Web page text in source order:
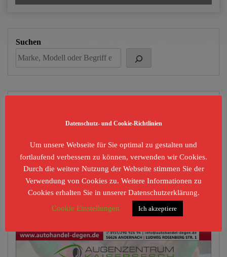
Suchen
Werbung
Datenschutz- und Cookie-Richtlinien
Um unsere Webseite für Sie optimal zu gestalten und
fortlaufend verbessern zu können, verwenden wir Cookies.
Durch die weitere Nutzung der Webseite stimmen Sie der
Verwendung von Cookies zu. Weitere Informationen zu
Cookies erhalten Sie in unserer Datenschutzerklärung.
Cookie Einstellungen
Ich akzeptiere